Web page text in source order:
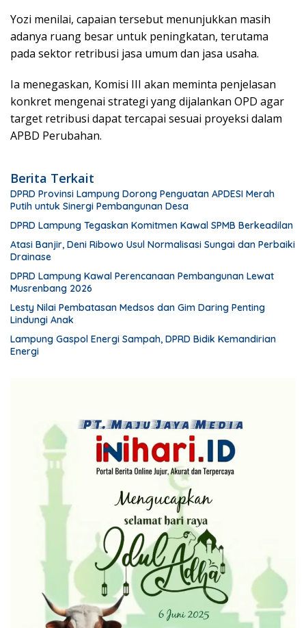
Yozi menilai, capaian tersebut menunjukkan masih
adanya ruang besar untuk peningkatan, terutama
pada sektor retribusi jasa umum dan jasa usaha.
Ia menegaskan, Komisi III akan meminta penjelasan
konkret mengenai strategi yang dijalankan OPD agar
target retribusi dapat tercapai sesuai proyeksi dalam
APBD Perubahan.
Berita Terkait
DPRD Provinsi Lampung Dorong Penguatan APDESI Merah
Putih untuk Sinergi Pembangunan Desa
DPRD Lampung Tegaskan Komitmen Kawal SPMB Berkeadilan
Atasi Banjir, Deni Ribowo Usul Normalisasi Sungai dan Perbaiki
Drainase
DPRD Lampung Kawal Perencanaan Pembangunan Lewat
Musrenbang 2026
Lesty Nilai Pembatasan Medsos dan Gim Daring Penting
Lindungi Anak
Lampung Gaspol Energi Sampah, DPRD Bidik Kemandirian
Energi